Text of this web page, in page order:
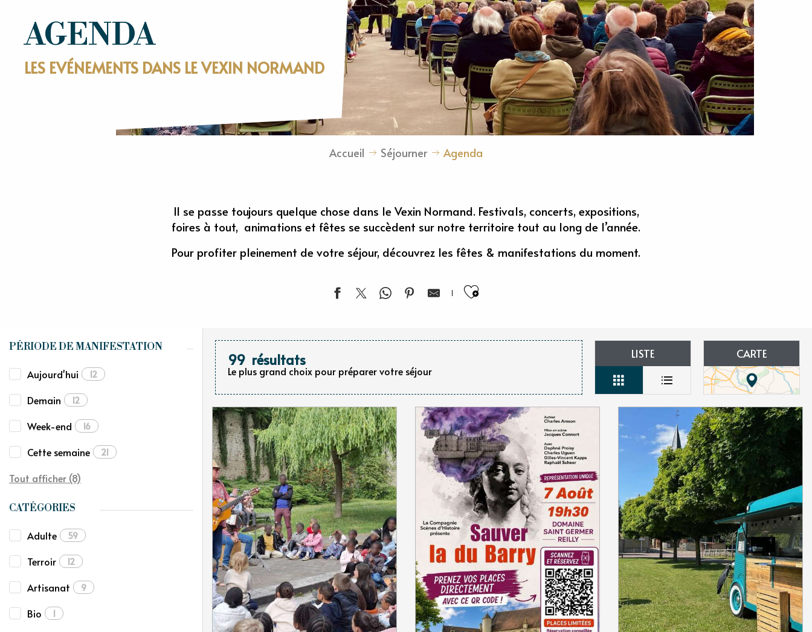
AGENDA
LES EVÉNEMENTS DANS LE VEXIN NORMAND
Accueil Séjourner Agenda
Il se passe toujours quelque chose dans le Vexin Normand. Festivals, concerts, expositions,
foires à tout, animations et fêtes se succèdent sur notre territoire tout au long de l’année.
Pour profiter pleinement de votre séjour, découvrez les fêtes & manifestations du moment.
Ajouter aux favoris
PÉRIODE DE MANIFESTATION
Aujourd'hui 12
Demain 12
Week-end 16
Cette semaine 21
Tout afficher (8)
CATÉGORIES
Adulte 59
Terroir 12
Artisanat 9
Bio 1
99 résultats
Le plus grand choix pour préparer votre séjour
LISTE CARTE